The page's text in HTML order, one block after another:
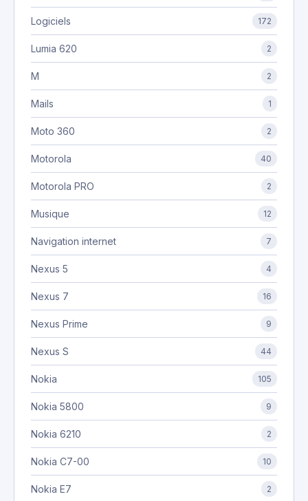
Logiciels 172
Lumia 620 2
M 2
Mails 1
Moto 360 2
Motorola 40
Motorola PRO 2
Musique 12
Navigation internet 7
Nexus 5 4
Nexus 7 16
Nexus Prime 9
Nexus S 44
Nokia 105
Nokia 5800 9
Nokia 6210 2
Nokia C7-00 10
Nokia E7 2